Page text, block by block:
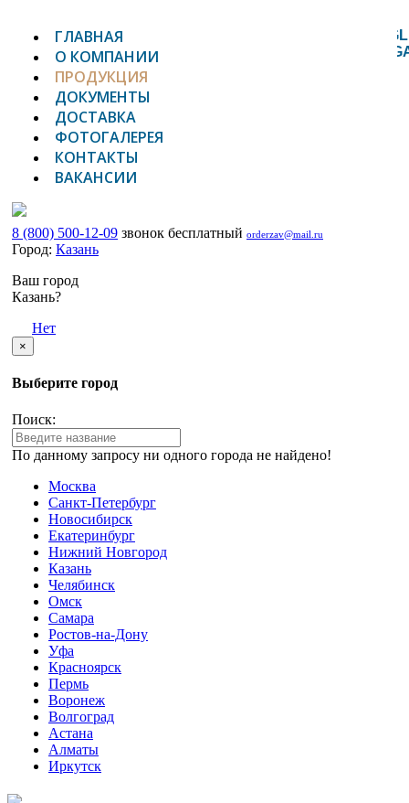
ГЛАВНАЯ
О КОМПАНИИ
ПРОДУКЦИЯ
ДОКУМЕНТЫ
ДОСТАВКА
ФОТОГАЛЕРЕЯ
КОНТАКТЫ
ВАКАНСИИ
8 (800) 500-12-09 звонок бесплатный orderzav@mail.ru
Город: Казань
Ваш город
Казань?
Нет
×
Выберите город
Поиск:
По данному запросу ни одного города не найдено!
Москва
Санкт-Петербург
Новосибирск
Екатеринбург
Нижний Новгород
Казань
Челябинск
Омск
Самара
Ростов-на-Дону
Уфа
Красноярск
Пермь
Воронеж
Волгоград
Астана
Алматы
Иркутск